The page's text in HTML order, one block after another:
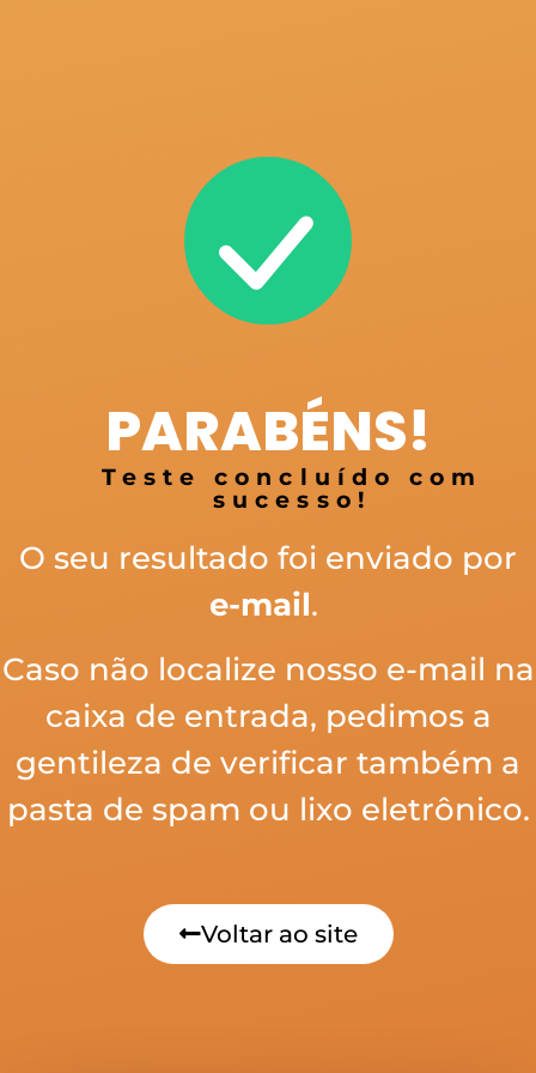
PARABÉNS!
Teste concluído com
sucesso!
O seu resultado foi enviado por
e-mail.
Caso não localize nosso e-mail na
caixa de entrada, pedimos a
gentileza de verificar também a
pasta de spam ou lixo eletrônico.
Voltar ao site